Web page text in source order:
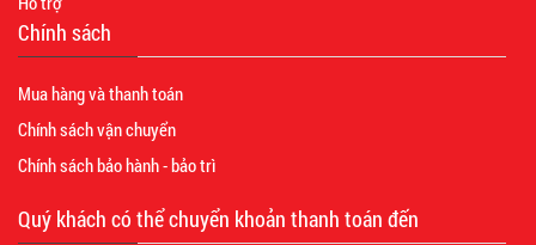
Chính sách
Mua hàng và thanh toán
Chính sách vận chuyển
Chính sách bảo hành - bảo trì
Quý khách có thể chuyển khoản thanh toán đến